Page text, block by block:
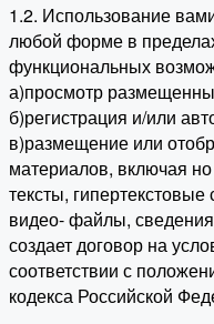
1.2. Использование
любой форме в
функциональных
а)просмотр
б)регистрация и/или
в)размещение или
материалов, включая
тексты,
видео- файлы,
создает договор на
соответствии с
кодекса Российской